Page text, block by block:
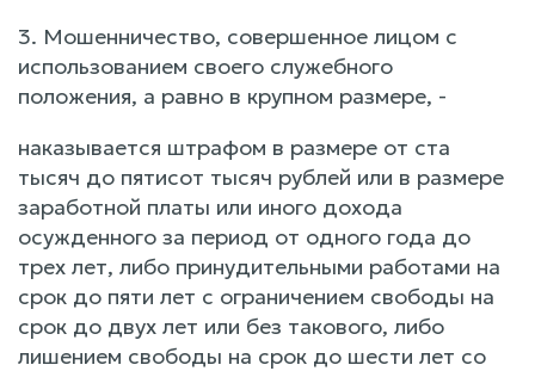
3. Мошенничество, совершенное лицом с
использованием своего служебного
положения, а равно в крупном размере, -
наказывается штрафом в размере от ста
тысяч до пятисот тысяч рублей или в размере
заработной платы или иного дохода
осужденного за период от одного года до
трех лет, либо принудительными работами на
срок до пяти лет с ограничением свободы на
срок до двух лет или без такового, либо
лишением свободы на срок до шести лет со